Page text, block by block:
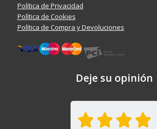
Política de Privacidad
Política de Cookies
Política de Compra y Devoluciones
Deje su opinión